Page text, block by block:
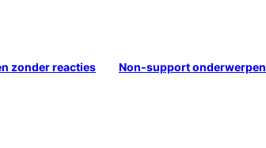
zonder reacties Non-support onderwerpen